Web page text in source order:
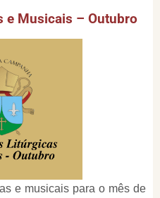
e Musicais – Outubro
e musicais para o mês de